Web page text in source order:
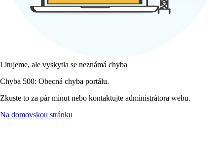
Litujeme, ale vyskytla se neznámá chyba
Chyba 500: Obecná chyba portálu.
Zkuste to za pár minut nebo kontaktujte administrátora webu.
Na domovskou stránku